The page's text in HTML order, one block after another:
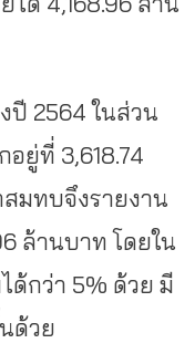
ปี 2564 ในส่วน
ยู่ที่ 3,618.74
มทบจึงรายงาน
ล้านบาท โดยใน
ด้กว่า 5% ด้วย มี
ด้วย